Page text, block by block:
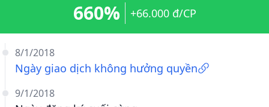
8/1/2018
Ngày giao dịch không hưởng quyền
9/1/2018
660% +66.000 đ/CP